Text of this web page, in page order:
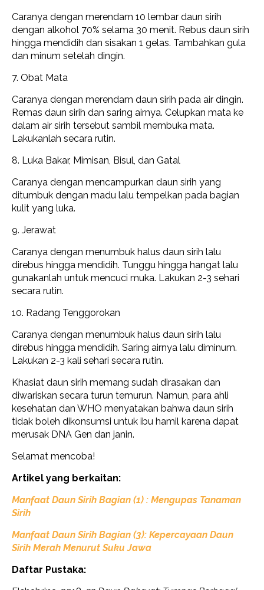
Caranya dengan merendam 10 lembar daun sirih
dengan alkohol 70% selama 30 menit. Rebus daun sirih
hingga mendidih dan sisakan 1 gelas. Tambahkan gula
dan minum setelah dingin.
7. Obat Mata
Caranya dengan merendam daun sirih pada air dingin.
Remas daun sirih dan saring airnya. Celupkan mata ke
dalam air sirih tersebut sambil membuka mata.
Lakukanlah secara rutin.
8. Luka Bakar, Mimisan, Bisul, dan Gatal
Caranya dengan mencampurkan daun sirih yang
ditumbuk dengan madu lalu tempelkan pada bagian
kulit yang luka.
9. Jerawat
Caranya dengan menumbuk halus daun sirih lalu
direbus hingga mendidih. Tunggu hingga hangat lalu
gunakanlah untuk mencuci muka. Lakukan 2-3 sehari
secara rutin.
10. Radang Tenggorokan
Caranya dengan menumbuk halus daun sirih lalu
direbus hingga mendidih. Saring airnya lalu diminum.
Lakukan 2-3 kali sehari secara rutin.
Khasiat daun sirih memang sudah dirasakan dan
diwariskan secara turun temurun. Namun, para ahli
kesehatan dan WHO menyatakan bahwa daun sirih
tidak boleh dikonsumsi untuk ibu hamil karena dapat
merusak DNA Gen dan janin.
Selamat mencoba!
Artikel yang berkaitan:
Manfaat Daun Sirih Bagian (1) : Mengupas Tanaman
Sirih
Manfaat Daun Sirih Bagian (3): Kepercayaan Daun
Sirih Merah Menurut Suku Jawa
Daftar Pustaka: